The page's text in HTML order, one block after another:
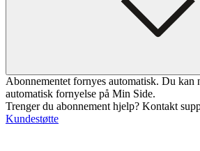
Abonnementet fornyes automatisk. Du kan
automatisk fornyelse på Min Side.
Trenger du abonnement hjelp? Kontakt
Kundestøtte